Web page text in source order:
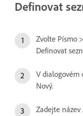
Definovat
Zvolte Písmo
Definovat
V dialogovém
Nový.
Zadejte název